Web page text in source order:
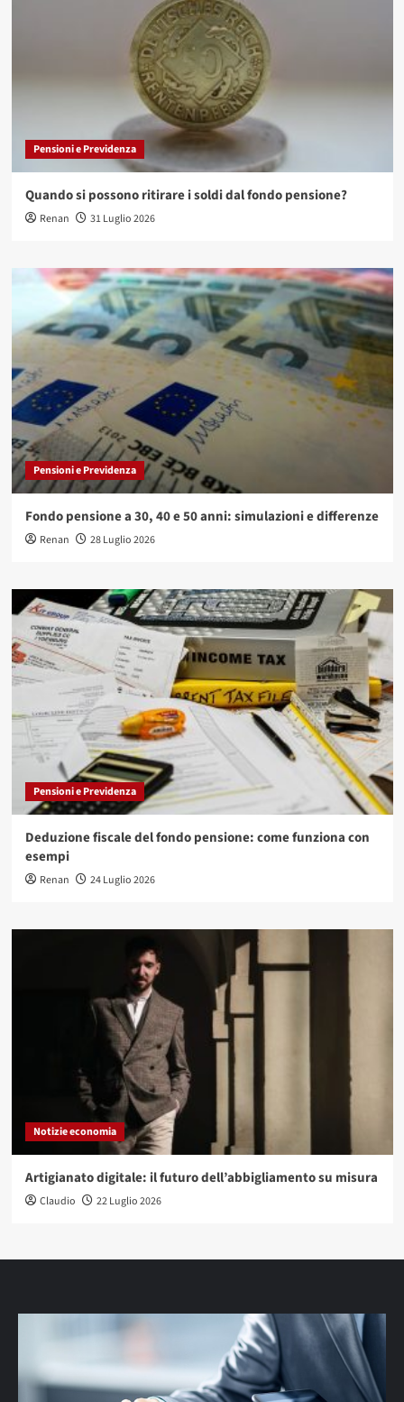
Pensioni e Previdenza
Quando si possono ritirare i soldi dal fondo pensione?
Renan 31 Luglio 2026
Pensioni e Previdenza
Fondo pensione a 30, 40 e 50 anni: simulazioni e differenze
Renan 28 Luglio 2026
Pensioni e Previdenza
Deduzione fiscale del fondo pensione: come funziona con
esempi
Renan 24 Luglio 2026
Notizie economia
Artigianato digitale: il futuro dell’abbigliamento su misura
Claudio 22 Luglio 2026